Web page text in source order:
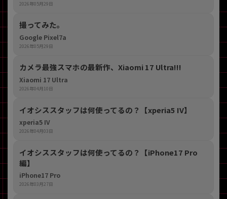
2026年05月29日
撮ってみた。
Google Pixel7a
2026年05月29日
カメラ最強スマホの最新作、Xiaomi 17 Ultra!!!
Xiaomi 17 Ultra
2026年04月10日
イオシススタッフは何使ってるの？【xperia5 IV】
xperia5 IV
2026年04月03日
イオシススタッフは何使ってるの？【iPhone17 Pro
編】
iPhone17 Pro
2026年03月27日